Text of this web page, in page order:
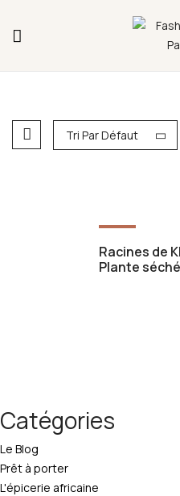
Tri Par Défaut
Hot
Racines de
Plante
Catégories
Le Blog
Prêt à porter
L'épicerie africaine
Fermeture annuelle du
L'ajout au panier est
commande ni remise